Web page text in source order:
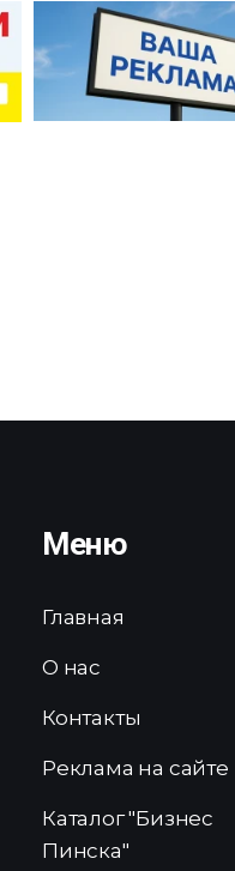
Меню
Главная
О нас
Контакты
Реклама на сайте
Каталог "Бизнес
Пинска"